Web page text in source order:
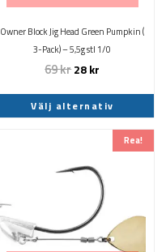
Owner Block Jig Head Green Pumpkin (
3-Pack) – 5,5g stl 1/0
69kr28kr
Välj alternativ
alternativen
kan
väljas
Rea!
produkten
flera
varianter.
De